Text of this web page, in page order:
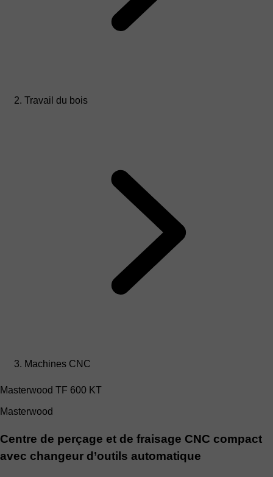
Travail du bois
Machines CNC
Masterwood TF 600 KT
Masterwood
Centre de perçage et de fraisage CNC compact
avec changeur d’outils automatique